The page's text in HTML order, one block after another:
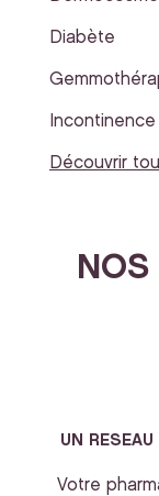
Diabète
Incontinence
Découvrir
UN RESEAU
Votre